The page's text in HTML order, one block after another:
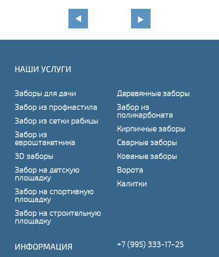
НАШИ УСЛУГИ
Заборы для дачи
Забор из профнастила
Забор из сетки рабицы
Забор из
евроштакетника
3D заборы
Забор на детскую
площадку
Забор на спортивную
площадку
Забор на строительную
площадку
Деревянные заборы
Забор из
поликарбоната
Кирпичные заборы
Сварные заборы
Кованые заборы
Ворота
Калитки
ИНФОРМАЦИЯ +7 (995) 333-17-25